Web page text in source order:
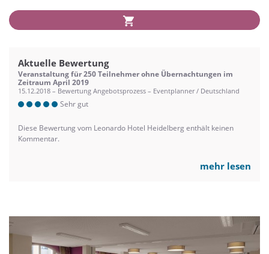
Aktuelle Bewertung
Veranstaltung für 250 Teilnehmer ohne Übernachtungen im
Zeitraum April 2019
15.12.2018 – Bewertung Angebotsprozess – Eventplanner / Deutschland
Sehr gut
Diese Bewertung vom Leonardo Hotel Heidelberg enthält keinen
Kommentar.
mehr lesen